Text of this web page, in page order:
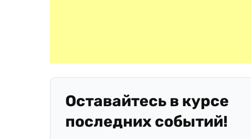
Оставайтесь в курсе
последних событий!